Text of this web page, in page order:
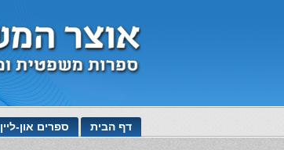
דף הבית ספרים און-ליין